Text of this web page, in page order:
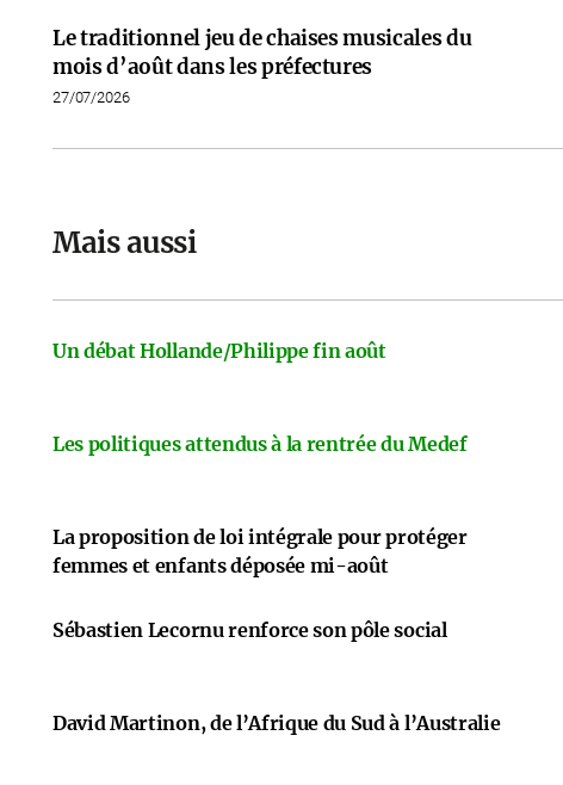
Le traditionnel jeu de chaises musicales du
mois d’août dans les préfectures
27/07/2026
Mais aussi
Un débat Hollande/Philippe fin août
Les politiques attendus à la rentrée du Medef
La proposition de loi intégrale pour protéger
femmes et enfants déposée mi-août
Sébastien Lecornu renforce son pôle social
David Martinon, de l’Afrique du Sud à l’Australie